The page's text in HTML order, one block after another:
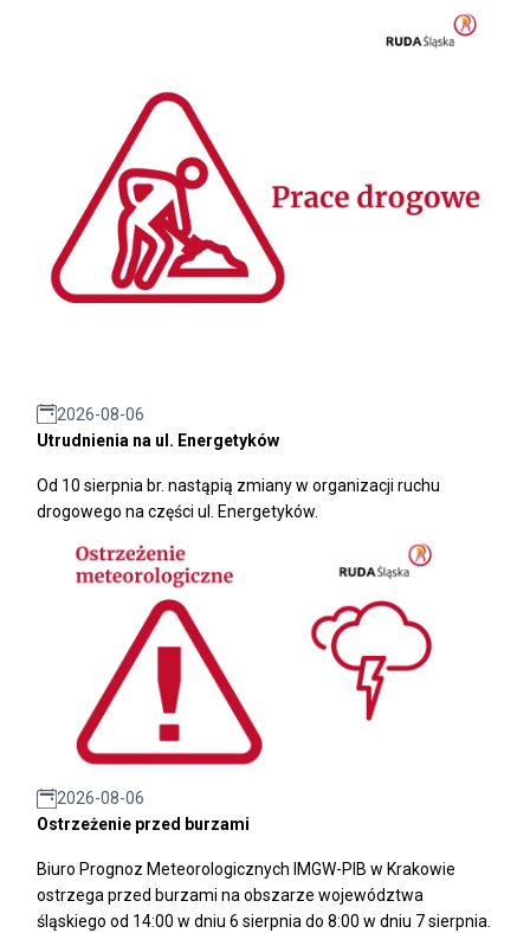
2026-08-06
Utrudnienia na ul. Energetyków
Od 10 sierpnia br. nastąpią zmiany w organizacji ruchu
drogowego na części ul. Energetyków.
2026-08-06
Ostrzeżenie przed burzami
Biuro Prognoz Meteorologicznych IMGW-PIB w Krakowie
ostrzega przed burzami na obszarze województwa
śląskiego od 14:00 w dniu 6 sierpnia do 8:00 w dniu 7 sierpnia.